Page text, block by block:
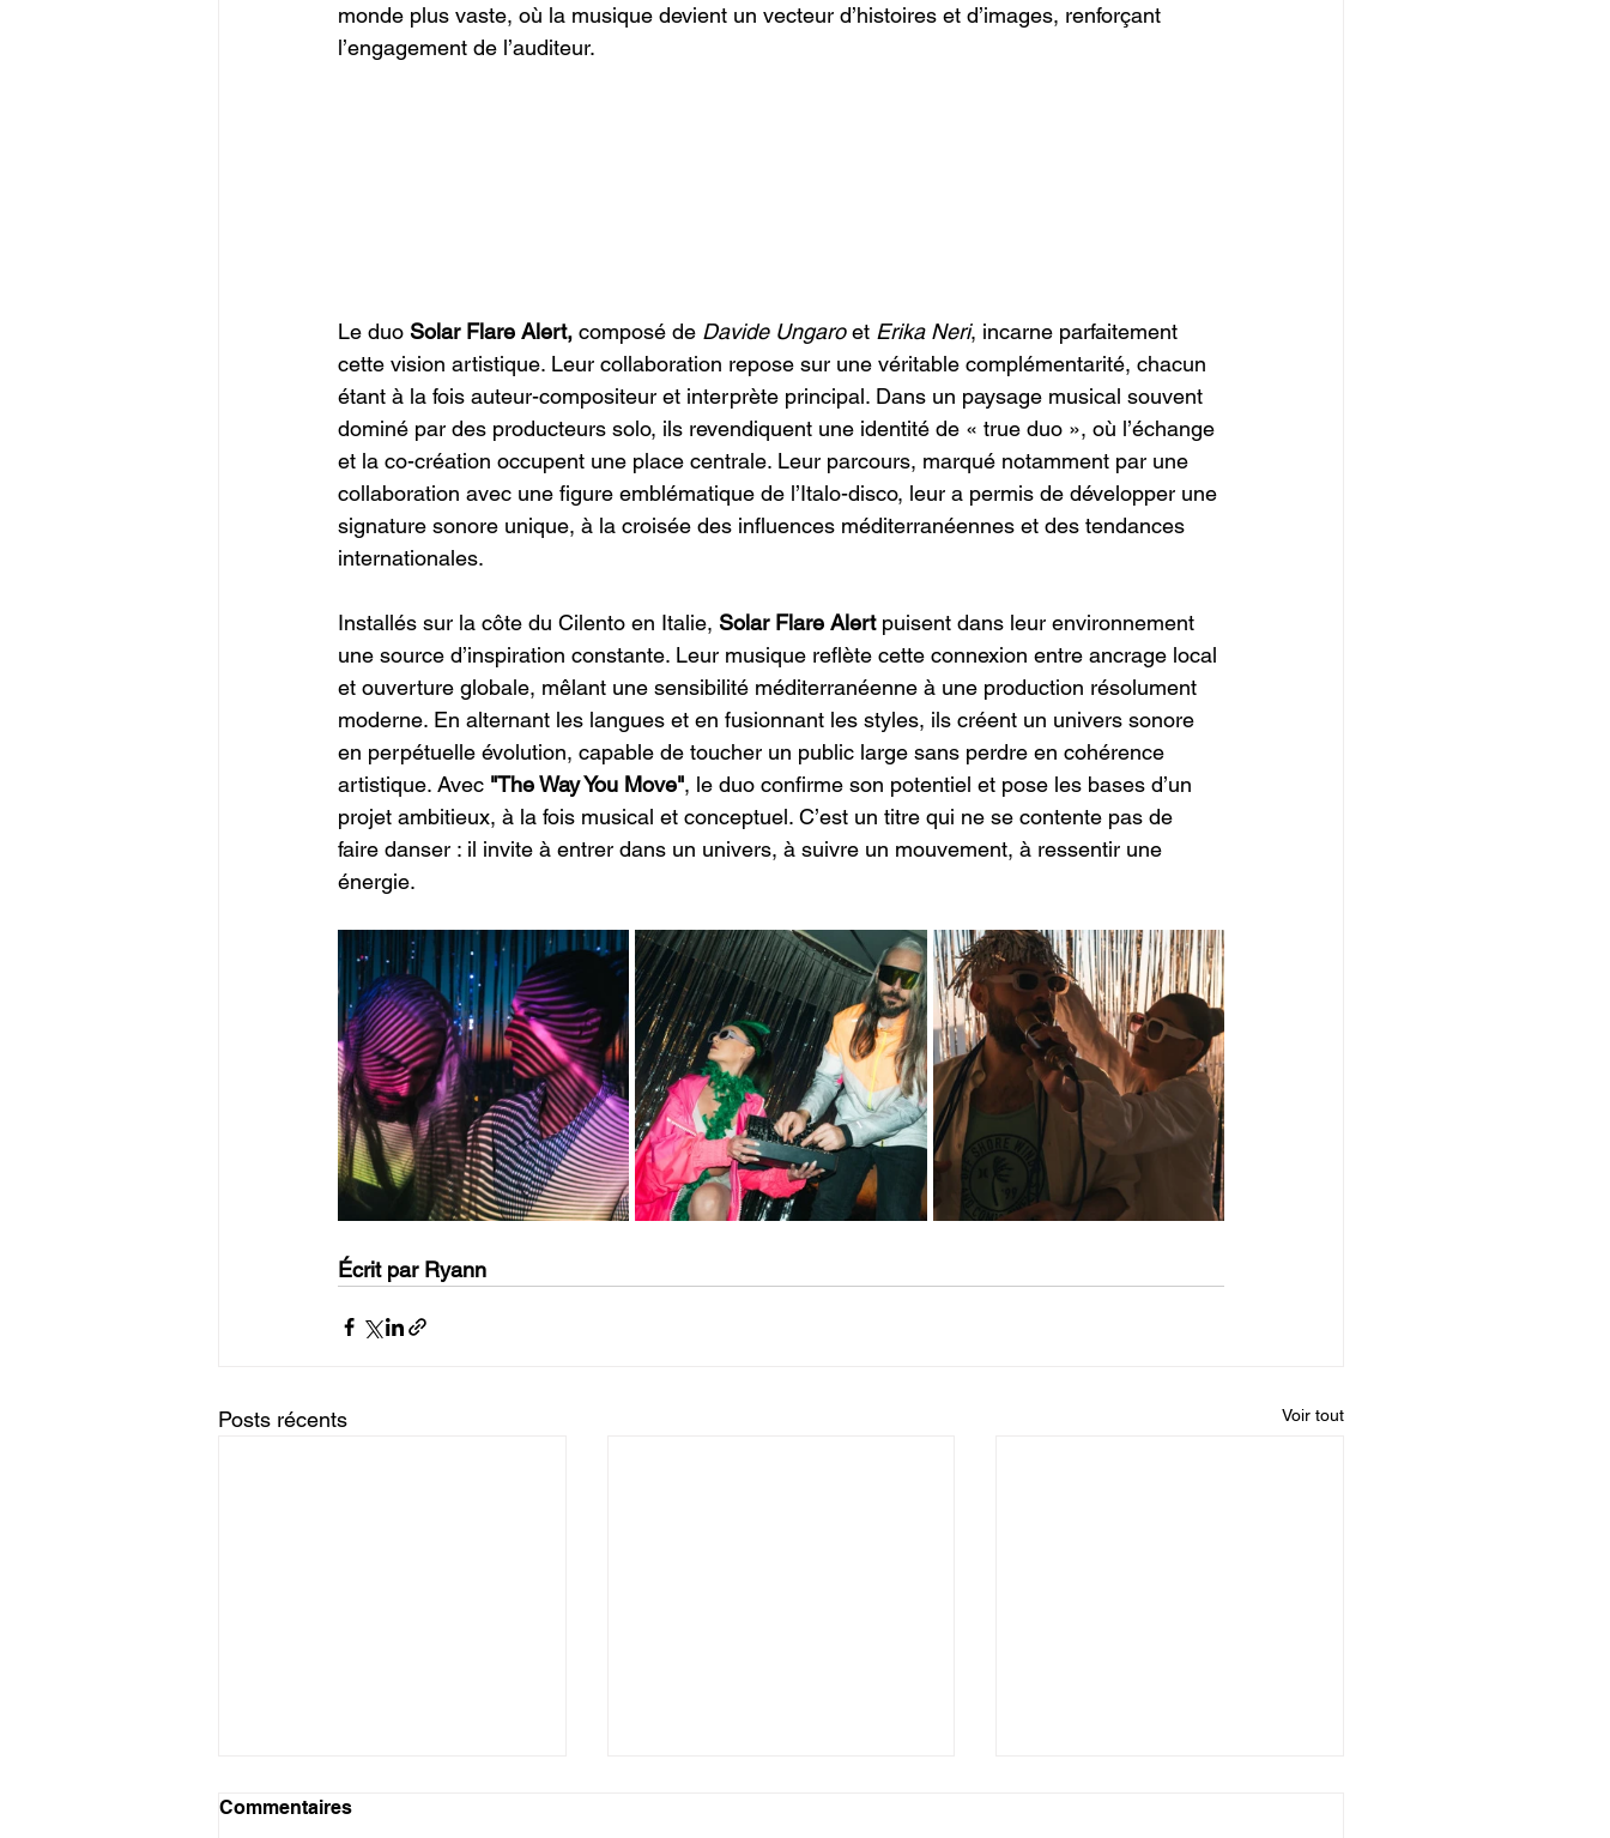
monde plus vaste, où la musique devient un vecteur d’histoires et d’images, renforçant
l’engagement de l’auditeur.
Le duo Solar Flare Alert, composé de Davide Ungaro et Erika Neri, incarne parfaitement
cette vision artistique. Leur collaboration repose sur une véritable complémentarité, chacun
étant à la fois auteur-compositeur et interprète principal. Dans un paysage musical souvent
dominé par des producteurs solo, ils revendiquent une identité de « true duo », où l’échange
et la co-création occupent une place centrale. Leur parcours, marqué notamment par une
collaboration avec une figure emblématique de l’Italo-disco, leur a permis de développer une
signature sonore unique, à la croisée des influences méditerranéennes et des tendances
internationales.
Installés sur la côte du Cilento en Italie, Solar Flare Alert puisent dans leur environnement
une source d’inspiration constante. Leur musique reflète cette connexion entre ancrage local
et ouverture globale, mêlant une sensibilité méditerranéenne à une production résolument
moderne. En alternant les langues et en fusionnant les styles, ils créent un univers sonore
en perpétuelle évolution, capable de toucher un public large sans perdre en cohérence
artistique. Avec "The Way You Move", le duo confirme son potentiel et pose les bases d’un
projet ambitieux, à la fois musical et conceptuel. C’est un titre qui ne se contente pas de
faire danser : il invite à entrer dans un univers, à suivre un mouvement, à ressentir une
énergie.
Écrit par Ryann
Posts récents Voir tout
Commentaires